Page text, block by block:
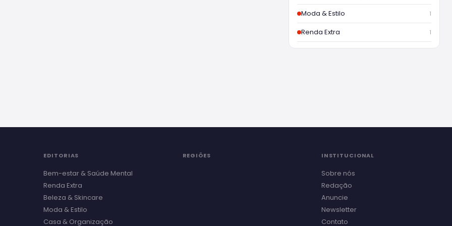
Moda & Estilo 1
Renda Extra 1
EDITORIAS
Bem-estar & Saúde Mental
Renda Extra
Beleza & Skincare
Moda & Estilo
Casa & Organização
REGIÕES INSTITUCIONAL
Sobre nós
Redação
Anuncie
Newsletter
Contato